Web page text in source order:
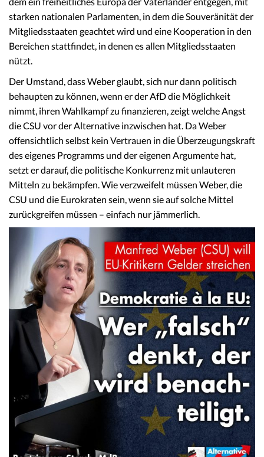
starken nationalen Parlamenten, in dem die Souveränität der
Mitgliedsstaaten geachtet wird und eine Kooperation in den
Bereichen stattfindet, in denen es allen Mitgliedsstaaten
nützt.
Der Umstand, dass Weber glaubt, sich nur dann politisch
behaupten zu können, wenn er der AfD die Möglichkeit
nimmt, ihren Wahlkampf zu finanzieren, zeigt welche Angst
die CSU vor der Alternative inzwischen hat. Da Weber
offensichtlich selbst kein Vertrauen in die Überzeugungskraft
des eigenes Programms und der eigenen Argumente hat,
setzt er darauf, die politische Konkurrenz mit unlauteren
Mitteln zu bekämpfen. Wie verzweifelt müssen Weber, die
CSU und die Eurokraten sein, wenn sie auf solche Mittel
zurückgreifen müssen – einfach nur jämmerlich.